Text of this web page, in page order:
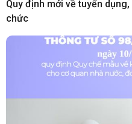
Quy định mới về tuyển
chức